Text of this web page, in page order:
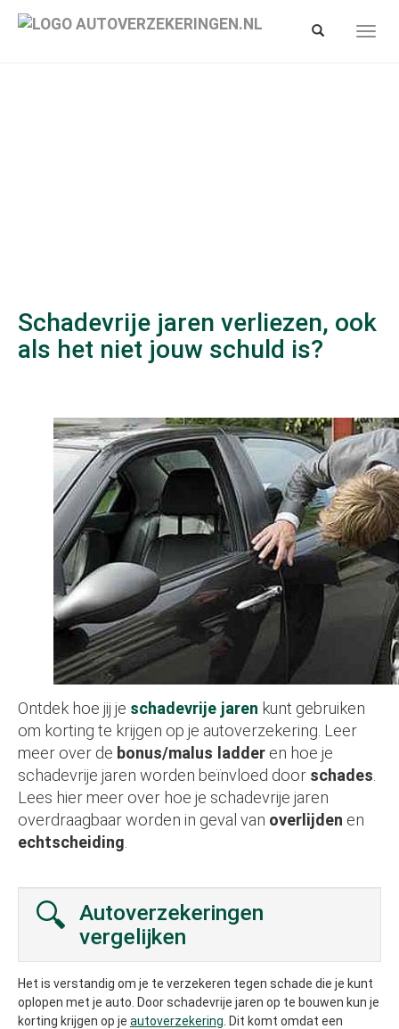
naar
Toon/verberg
Schadevrije jaren verliezen, ook
als het niet jouw schuld is?
Ontdek hoe jij je schadevrije jaren kunt gebruiken
om korting te krijgen op je autoverzekering. Leer
meer over de bonus/malus ladder en hoe je
schadevrije jaren worden beïnvloed door schades
Lees hier meer over hoe je schadevrije jaren
overdraagbaar worden in geval van overlijden en
echtscheiding
Autoverzekeringen
vergelijken
Het is verstandig om je te verzekeren tegen schade die je kunt
oplopen met je auto. Door schadevrije jaren op te bouwen kun je
korting krijgen op je autoverzekering . Dit komt omdat een